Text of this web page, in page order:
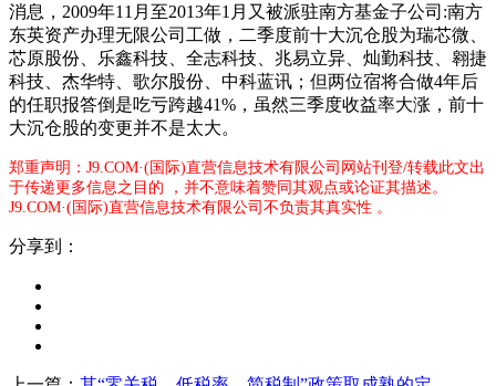
消息，2009年11月至2013年1月又被派驻南方基金子公司:南方
东英资产办理无限公司工做，二季度前十大沉仓股为瑞芯微、
芯原股份、乐鑫科技、全志科技、兆易立异、灿勤科技、翱捷
科技、杰华特、歌尔股份、中科蓝讯；但两位宿将合做4年后
的任职报答倒是吃亏跨越41%，虽然三季度收益率大涨，前十
大沉仓股的变更并不是太大。
郑重声明：J9.COM·(国际)直营信息技术有限公司网站刊登/转载此文出
于传递更多信息之目的 ，并不意味着赞同其观点或论证其描述。
J9.COM·(国际)直营信息技术有限公司不负责其真实性 。
分享到：